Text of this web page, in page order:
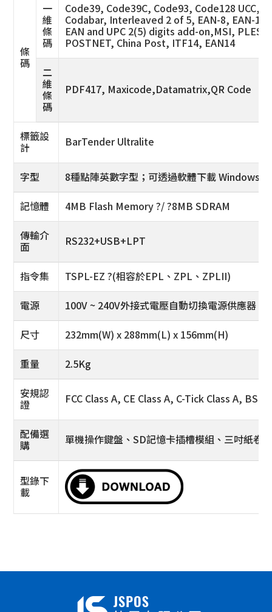
條
碼
一
維
條
碼
Code39, Code39C, Code93, Code128
Codabar, Interleaved 2 of 5, EAN-8, EAN-13,
EAN and UPC 2(5) digits add-on,MSI,
POSTNET, China Post, ITF14, EAN14
二
維
條
碼
PDF417, Maxicode,Datamatrix,QR Code
標籤設
計 BarTender Ultralite
字型
8種點陣英數字型；可透過軟體下載 Windows
記憶體
4MB Flash Memory ?/ ?8MB SDRAM
傳輸介
面 RS232+USB+LPT
指令集
TSPL-EZ ?(相容於EPL、ZPL、ZPLII)
電源
100V ~ 240V外接式電壓自動切換電源供應器
尺寸
232mm(W) x 288mm(L) x 156mm(H)
重量
2.5Kg
安規認
證 FCC Class A, CE Class A, C-Tick Class A,
配備選
購 單機操作鍵盤、SD記憶卡插槽模組、三吋紙卷
型錄下
載